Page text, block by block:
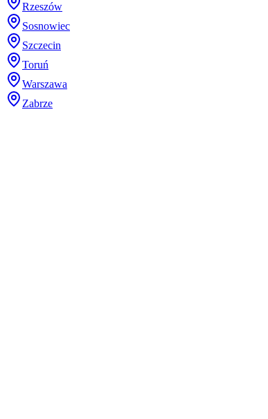
Rzeszów
Sosnowiec
Szczecin
Toruń
Warszawa
Zabrze